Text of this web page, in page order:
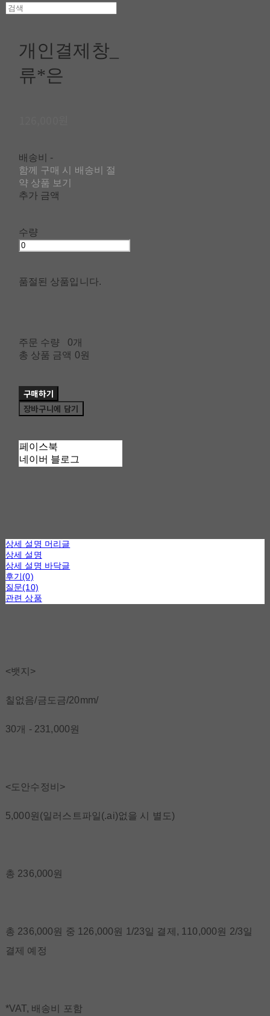
개인결제창_
류*은
배송비 -
함께 구매 시 배송비 절
약 상품 보기
추가 금액
수량
품절된 상품입니다.
주문 수량
0개
총 상품 금액 0원
구매하기
장바구니에 담기
페이스북
네이버 블로그
상세 설명 머리글
상세 설명
상세 설명 바닥글
후기(0)
질문(10)
관련 상품
<뱃지>
칠없음/금도금/20mm/
30개 - 231,000원
<도안수정비>
5,000원(일러스트파일(.ai)없을 시 별도)
총 236,000원
총 236,000원 중 126,000원 1/23일 결제, 110,000원 2/3일
결제 예정
*VAT, 배송비 포함